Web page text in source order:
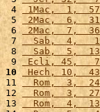
4
1Mac,  1,  57
5
2Mac,  6,  31
6
2Mac,  7,  36
7
  Sab,  4,   1
8
  Sab,  5,  13
9 Ecli, 45,   7
10
Hech, 10,  43
11
  Rom,  3,  24
12
  Rom,  3,  27
13
  Rom,  4,  13